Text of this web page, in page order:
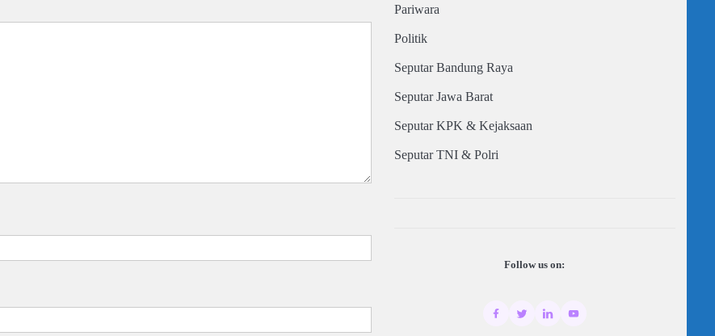
Pariwara
Politik
Seputar Bandung Raya
Seputar Jawa Barat
Seputar KPK & Kejaksaan
Seputar TNI & Polri
Follow us on: